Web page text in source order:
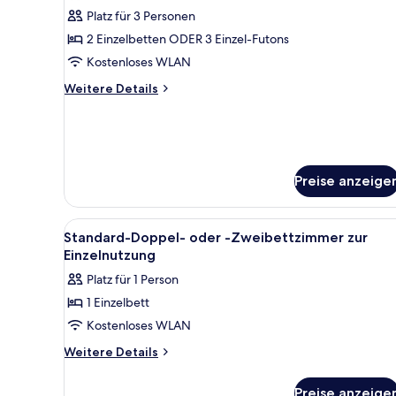
Standard-
Doppel-
oder
-
Zweibettzimmer
Platz für 3 Personen
2 Einzelbetten ODER 3 Einzel-Futons
Kostenloses WLAN
Weitere Details
Weitere
Zweibettzimmer
Preise
Alle
Fotos
für
Standard-
Doppel-
oder
-
Ein Hotelzimmer mit Bett,
5
Standard-Doppel- oder -Zweibettzimmer zur
Einzelnutzung
Platz für 1 Person
1 Einzelbett
Kostenloses WLAN
Weitere Details
Weitere